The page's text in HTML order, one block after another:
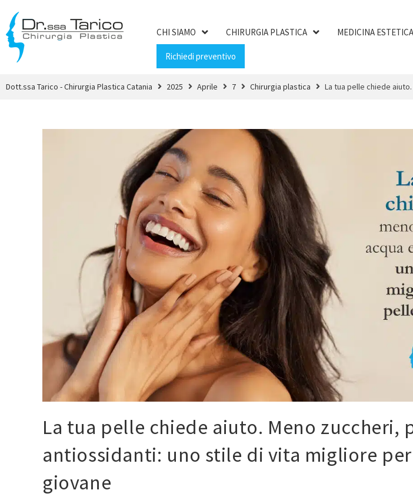
CHI SIAMO CHIRURGIA PLASTICA MEDICINA ESTETICA
Richiedi preventivo
Dott.ssa Tarico - Chirurgia Plastica Catania 2025 Aprile 7 Chirurgia plastica La tua pelle chiede
La tua pelle chiede aiuto. Meno zuccheri,
antiossidanti: uno stile di vita migliore
giovane